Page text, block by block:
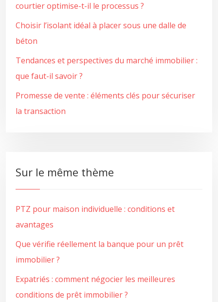
courtier optimise-t-il le processus ?
Choisir l’isolant idéal à placer sous une dalle de
béton
Tendances et perspectives du marché immobilier :
que faut-il savoir ?
Promesse de vente : éléments clés pour sécuriser
la transaction
Sur le même thème
PTZ pour maison individuelle : conditions et
avantages
Que vérifie réellement la banque pour un prêt
immobilier ?
Expatriés : comment négocier les meilleures
conditions de prêt immobilier ?